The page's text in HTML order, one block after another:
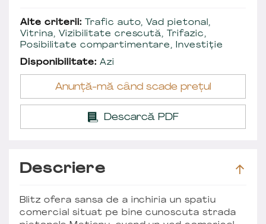
Alte criterii: Trafic auto, Vad pietonal,
Vitrina, Vizibilitate crescută, Trifazic,
Posibilitate compartimentare, Investiție
Disponibilitate: Azi
Anunță-mă când scade prețul
Descarcă PDF
Descriere
Blitz ofera sansa de a inchiria un spatiu
comercial situat pe bine cunoscuta strada